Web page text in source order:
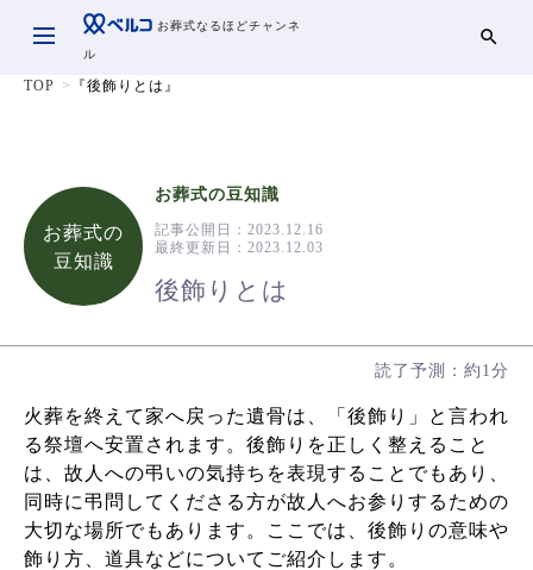
お葬式なるほどチャンネ
ル
TOP 『後飾りとは』
お葬式の
豆知識
お葬式の豆知識
記事公開日： 2023.12.16
最終更新日： 2023.12.03
後飾りとは
読了予測：約1分
火葬を終えて家へ戻った遺骨は、「後飾り」と言われ
る祭壇へ安置されます。後飾りを正しく整えること
は、故人への弔いの気持ちを表現することでもあり、
同時に弔問してくださる方が故人へお参りするための
大切な場所でもあります。ここでは、後飾りの意味や
飾り方、道具などについてご紹介します。